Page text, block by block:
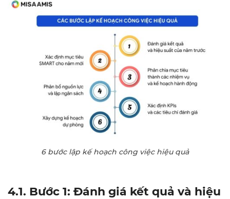
6 bước lập kế hoạch công việc hiệu quả
4.1. Bước 1: Đánh giá kết quả và hiệu